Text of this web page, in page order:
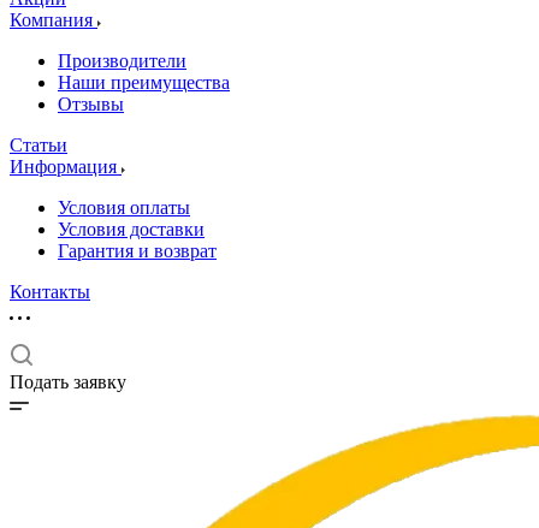
Компания
Производители
Наши преимущества
Отзывы
Статьи
Информация
Условия оплаты
Условия доставки
Гарантия и возврат
Контакты
Подать заявку